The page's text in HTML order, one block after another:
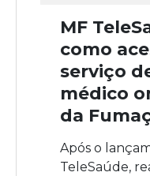
MF
como
serviço
médico
da
Após o
TeleSaúde,